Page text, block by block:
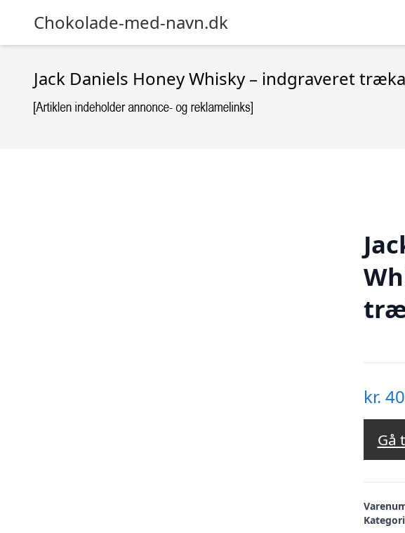
Chokolade-med-navn.dk
Jack Daniels Honey Whisky – indgraveret
kr.
Gå